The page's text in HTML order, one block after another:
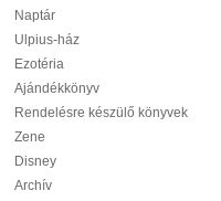
Naptár
Ulpius-ház
Ezotéria
Ajándékkönyv
Rendelésre készülő könyvek
Zene
Disney
Archív